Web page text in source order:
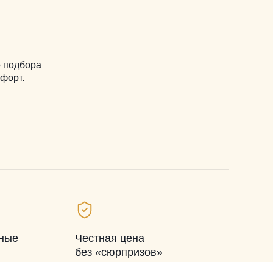
подбора
Честная цена
без «сюрпризов»